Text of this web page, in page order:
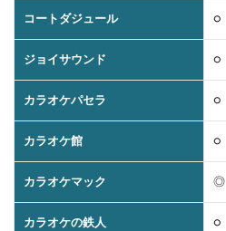
コートダジュール ○
ジョイサウンド ○
カラオケパセラ ○
カラオケ館 ○
カラオケマック ◎
カラオケの鉄人 ○